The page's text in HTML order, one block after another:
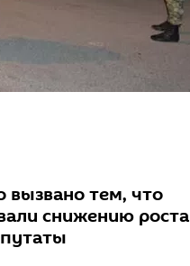
тем, что
снижению роста